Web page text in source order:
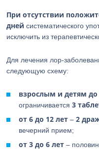
При отсутствии
дней систематического
исключить из
Для лечения лор-
следующую схему:
взрослым и детям до
ограничивается3
от 6 до 12 лет –2
вечерний прием;
от 3 до 6 лет –